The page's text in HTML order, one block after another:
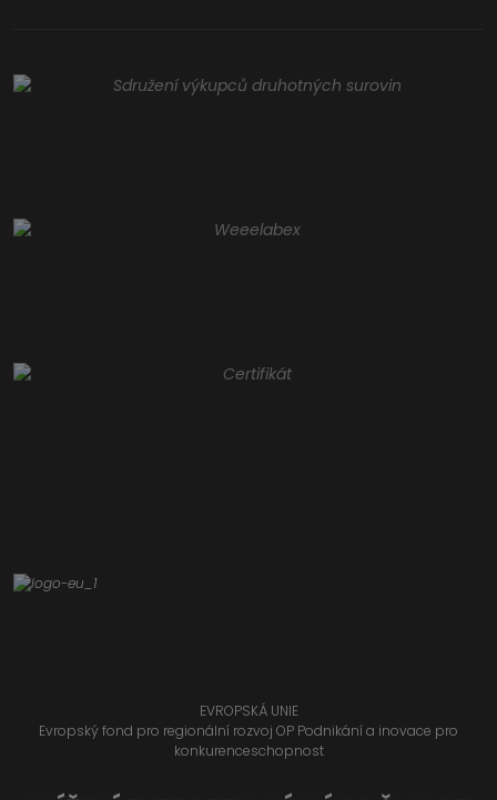
EVROPSKÁ UNIE
Evropský fond pro regionální rozvoj OP Podnikání a inovace pro
konkurenceschopnost